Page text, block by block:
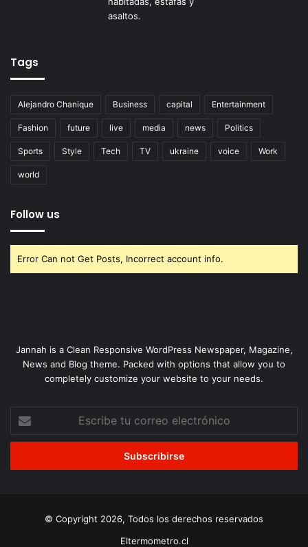
Tags
Alejandro Chanique Business capital Entertainment
Fashion future live media news Politics
Sports Style Tech TV ukraine voice Work
world
Follow us
Error Can not Get Posts, Incorrect account info.
Jannah is a Clean Responsive WordPress Newspaper, Magazine,
News and Blog theme. Packed with options that allow you to
completely customize your website to your needs.
correo
© Copyright 2026, Todos los derechos reservados
Eltermometro.cl